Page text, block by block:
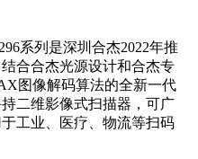
系列是深圳合杰2022年推
合合杰光源设计和合杰专
图像解码算法的全新一代
二维影像式扫描器，可广
工业、医疗、物流等扫码